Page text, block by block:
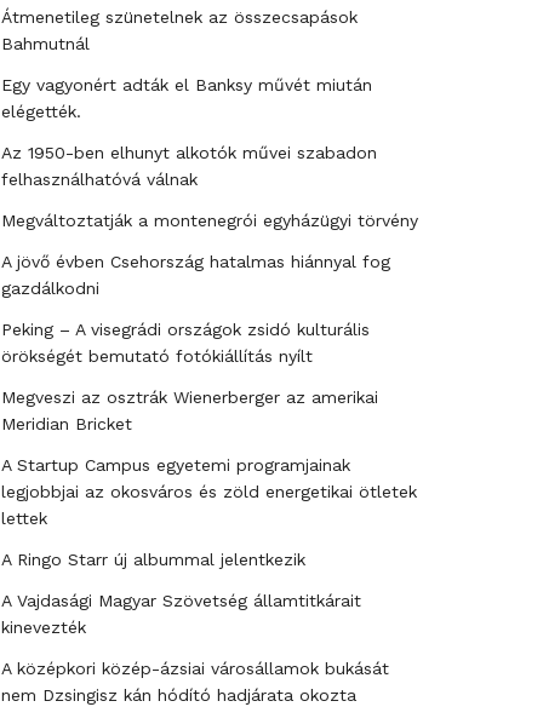
Átmenetileg szünetelnek az összecsapások
Bahmutnál
Egy vagyonért adták el Banksy művét miután
elégették.
Az 1950-ben elhunyt alkotók művei szabadon
felhasználhatóvá válnak
Megváltoztatják a montenegrói egyházügyi törvény
A jövő évben Csehország hatalmas hiánnyal fog
gazdálkodni
Peking – A visegrádi országok zsidó kulturális
örökségét bemutató fotókiállítás nyílt
Megveszi az osztrák Wienerberger az amerikai
Meridian Bricket
A Startup Campus egyetemi programjainak
legjobbjai az okosváros és zöld energetikai ötletek
lettek
A Ringo Starr új albummal jelentkezik
A Vajdasági Magyar Szövetség államtitkárait
kinevezték
A középkori közép-ázsiai városállamok bukását
nem Dzsingisz kán hódító hadjárata okozta